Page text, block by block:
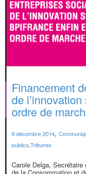
Financement
de
ordre de
9 décembre 2014,
publics,Tribunes
Carole Delga, Secrétaire